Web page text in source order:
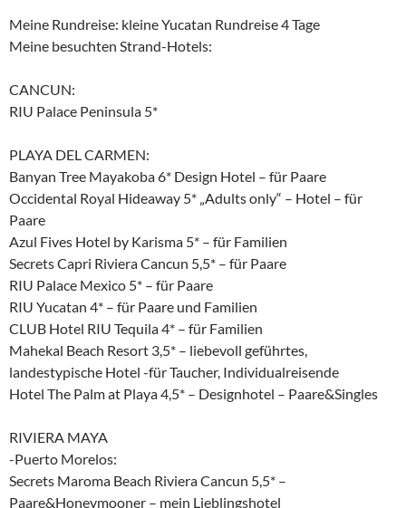
Meine Rundreise: kleine Yucatan Rundreise 4 Tage
Meine besuchten Strand-Hotels:
CANCUN:
RIU Palace Peninsula 5*
PLAYA DEL CARMEN:
Banyan Tree Mayakoba 6* Design Hotel – für Paare
Occidental Royal Hideaway 5* „Adults only“ – Hotel – für
Paare
Azul Fives Hotel by Karisma 5* – für Familien
Secrets Capri Riviera Cancun 5,5* – für Paare
RIU Palace Mexico 5* – für Paare
RIU Yucatan 4* – für Paare und Familien
CLUB Hotel RIU Tequila 4* – für Familien
Mahekal Beach Resort 3,5* – liebevoll geführtes,
landestypische Hotel -für Taucher, Individualreisende
Hotel The Palm at Playa 4,5* – Designhotel – Paare&Singles
RIVIERA MAYA
-Puerto Morelos:
Secrets Maroma Beach Riviera Cancun 5,5* –
Paare&Honeymooner – mein Lieblingshotel